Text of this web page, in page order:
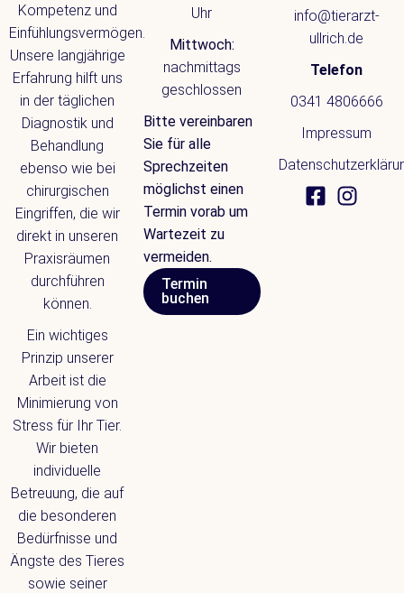
Kompetenz und
Einfühlungsvermögen.
Unsere langjährige
Erfahrung hilft uns
in der täglichen
Diagnostik und
Behandlung
ebenso wie bei
chirurgischen
Eingriffen, die wir
direkt in unseren
Praxisräumen
durchführen
können.
Ein wichtiges
Prinzip unserer
Arbeit ist die
Minimierung von
Stress für Ihr Tier.
Wir bieten
individuelle
Betreuung, die auf
die besonderen
Bedürfnisse und
Ängste des Tieres
sowie seiner
Uhr
Mittwoch:
nachmittags
geschlossen
Bitte vereinbaren
Sie für alle
Sprechzeiten
möglichst einen
Termin vorab um
Wartezeit zu
vermeiden.
Termin
buchen
info@tierarzt-
ullrich.de
Telefon
0341 4806666
Impressum